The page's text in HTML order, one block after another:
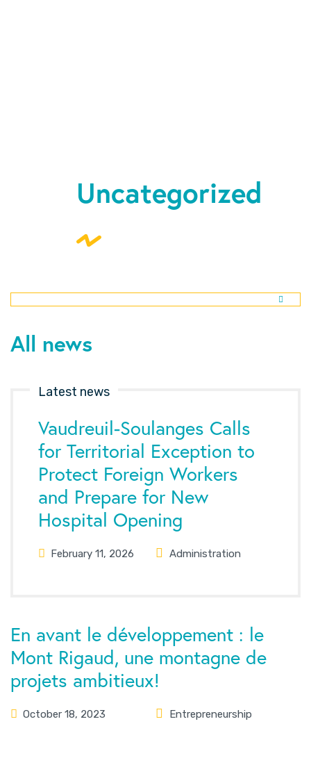
Uncategorized
All news
Latest news
Vaudreuil-Soulanges Calls
for Territorial Exception to
Protect Foreign Workers
and Prepare for New
Hospital Opening
February 11, 2026 Administration
En avant le développement : le
Mont Rigaud, une montagne de
projets ambitieux!
October 18, 2023 Entrepreneurship